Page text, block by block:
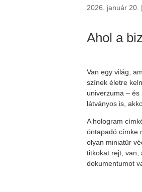
2026. január 20. |
Ahol a
Van egy világ,
színek életre
univerzuma –
látványos is,
A hologram
öntapadó címke
olyan miniatűr
titkokat rejt, van,
dokumentumot